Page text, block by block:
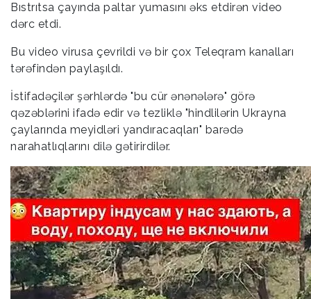
Bıstrıtsa çayında paltar yumasını əks etdirən video
dərc etdi.
Bu video virusa çevrildi və bir çox Teleqram kanalları
tərəfindən paylaşıldı.
İstifadəçilər şərhlərdə "bu cür ənənələrə" görə
qəzəblərini ifadə edir və tezliklə "hindlilərin Ukrayna
çaylarında meyidləri yandıracaqları" barədə
narahatlıqlarını dilə gətirirdilər.